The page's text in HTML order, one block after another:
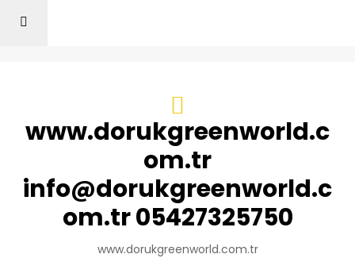
www.dorukgreenworld.c
om.tr
info@dorukgreenworld.c
om.tr 05427325750
www.dorukgreenworld.com.tr